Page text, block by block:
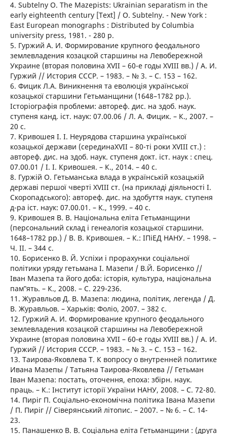
4. Subtelny O. The Mazepists: Ukrainian separatism in the
early eighteenth century [Text] / O. Subtelny. - New York :
East European monographs : Distributed by Columbia
university press, 1981. - 280 p.
5. Гуржий А. И. Формирование крупного феодального
землевладения козацкой старшины на Левобережной
Украине (вторая половина XVII – 60-е годы XVIII вв.) / А. И.
Гуржий // История СССР. – 1983. – № 3. – С. 153 – 162.
6. Фицик Л.А. Виникнення та еволюція української
козацької старшини Гетьманщини (1648–1782 рр.).
Історіографія проблеми: автореф. дис. на здоб. наук.
ступеня канд. іст. наук: 07.00.06 / Л. А. Фицик. – К., 2007. –
20 с.
7. Кривошея І. І. Неурядова старшина української
козацької держави (серединаXVII – 80-ті роки XVIII ст.) :
автореф. дис. на здоб. наук. ступеня докт. іст. наук : спец.
07.00.01 / І. І. Кривошея. – К., 2014. – 40 с.
8. Гуржій О. Гетьманська влада в українській козацькій
державі першої чверті XVIII ст. (на прикладі діяльності І.
Скоропадського): автореф. дис. на здобуття наук. ступеня
д-ра іст. наук: 07.00.01. – К., 1999. – 40 с.
9. Кривошея В. В. Національна еліта Гетьманщини
(персональний склад і генеалогія козацької старшини.
1648–1782 рр.) / В. В. Кривошея. – К.: ІПіЕД НАНУ. – 1998. –
Ч. ІІ. – 344 с.
10. Борисенко В. Й. Успіхи і прорахунки соціальної
політики уряду гетьмана І. Мазепи / В.Й. Борисенко //
Іван Мазепа та його доба: історія, культура, національна
пам‟ять. – К., 2008. – С. 229-236.
11. Журавльов Д. В. Мазепа: людина, політик, легенда / Д.
В. Журавльов. – Харьків: Фоліо, 2007. – 382 с.
12. Гуржий А. И. Формирование крупного феодального
землевладения козацкой старшины на Левобережной
Украине (вторая половина XVII – 60-е годы XVIII вв.) / А. И.
Гуржий // История СССР. – 1983. – № 3. – С. 153 – 162.
13. Таирова-Яковлева Т. К вопросу о внутренней политике
Ивана Мазепы / Татьяна Таирова-Яковлева // Гетьман
Іван Мазепа: постать, оточення, епоха: збірн. наук.
праць. – К.: Інститут історії України НАНУ, 2008. – С. 72-80.
14. Пиріг П. Соціально-економічна політика Івана Мазепи
/ П. Пиріг // Сіверянський літопис. – 2007. – № 6. – С. 14-
23.
15. Панашенко В. В. Соціальна еліта Гетьманщини : (друга